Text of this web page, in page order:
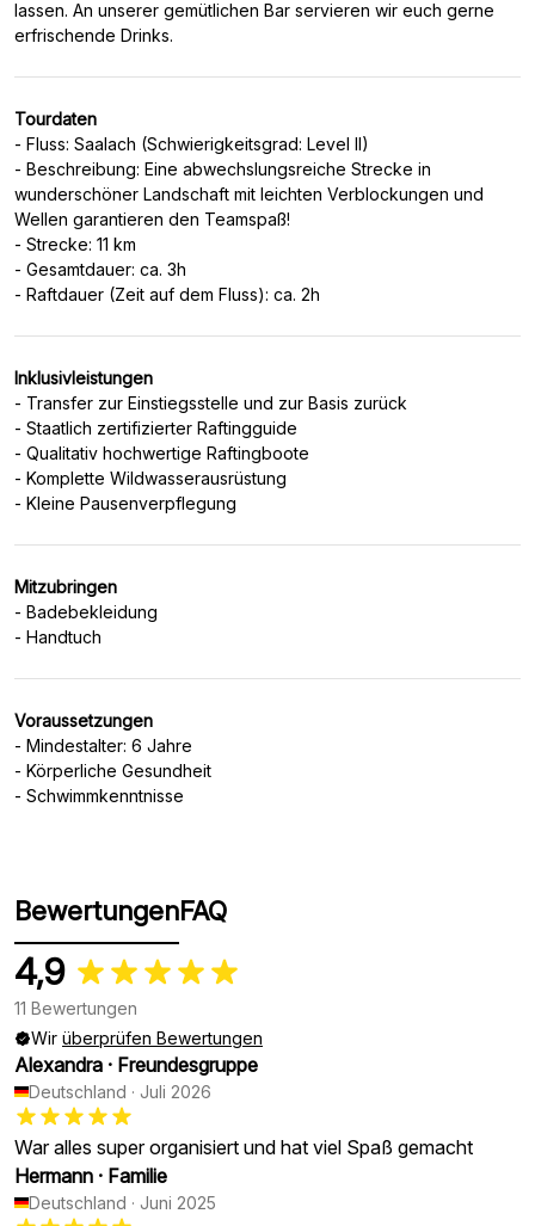
lassen. An unserer gemütlichen Bar servieren wir euch gerne
Tourdaten
- Fluss: Saalach (Schwierigkeitsgrad: Level II)
- Beschreibung: Eine abwechslungsreiche Strecke in
wunderschöner Landschaft mit leichten Verblockungen und
Wellen garantieren den Teamspaß!
- Strecke: 11 km
- Gesamtdauer: ca. 3h
Inklusivleistungen
- Transfer zur Einstiegsstelle und zur Basis zurück
- Staatlich zertifizierter Raftingguide
- Qualitativ hochwertige Raftingboote
- Komplette Wildwasserausrüstung
Mitzubringen
- Badebekleidung
Voraussetzungen
- Mindestalter: 6 Jahre
- Körperliche Gesundheit
- Schwimmkenntnisse
BewertungenFAQ
4,9
11 Bewertungen
Wir überprüfen Bewertungen
Alexandra · Freundesgruppe
Deutschland · Juli 2026
War alles super organisiert und hat viel Spaß gemacht
Hermann · Familie
Deutschland · Juni 2025